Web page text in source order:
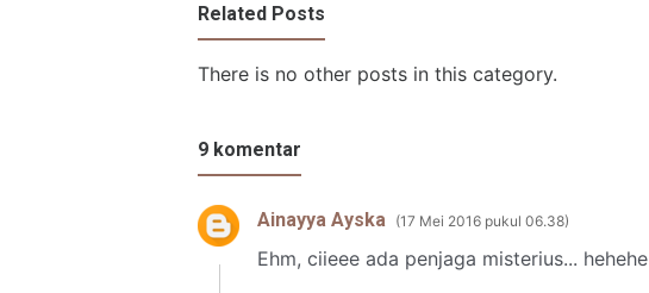
Related Posts
There is no other posts in this category.
9 komentar
Ainayya Ayska 17 Mei 2016 pukul 06.38
Ehm, ciieee ada penjaga misterius... hehehe